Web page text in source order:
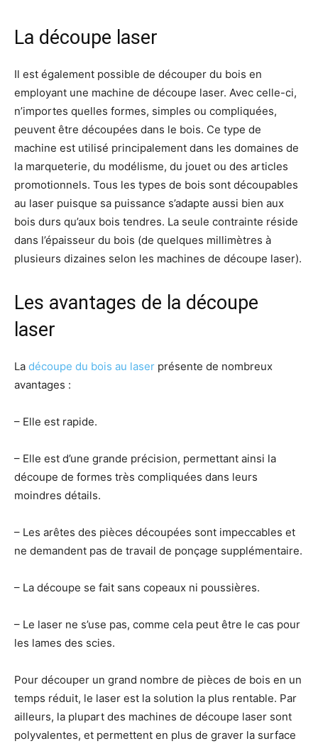
La découpe laser
Il est également possible de découper du bois en
employant une machine de découpe laser. Avec celle-ci,
n’importes quelles formes, simples ou compliquées,
peuvent être découpées dans le bois. Ce type de
machine est utilisé principalement dans les domaines de
la marqueterie, du modélisme, du jouet ou des articles
promotionnels. Tous les types de bois sont découpables
au laser puisque sa puissance s’adapte aussi bien aux
bois durs qu’aux bois tendres. La seule contrainte réside
dans l’épaisseur du bois (de quelques millimètres à
plusieurs dizaines selon les machines de découpe laser).
Les avantages de la découpe
laser
La découpe du bois au laser présente de nombreux
avantages :
– Elle est rapide.
– Elle est d’une grande précision, permettant ainsi la
découpe de formes très compliquées dans leurs
moindres détails.
– Les arêtes des pièces découpées sont impeccables et
ne demandent pas de travail de ponçage supplémentaire.
– La découpe se fait sans copeaux ni poussières.
– Le laser ne s’use pas, comme cela peut être le cas pour
les lames des scies.
Pour découper un grand nombre de pièces de bois en un
temps réduit, le laser est la solution la plus rentable. Par
ailleurs, la plupart des machines de découpe laser sont
polyvalentes, et permettent en plus de graver la surface